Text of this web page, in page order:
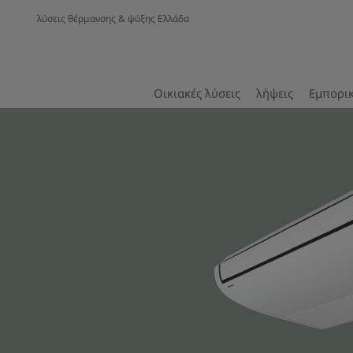
λύσεις θέρμανσης & ψύξης Ελλάδα
Οικιακές λύσεις λήψεις